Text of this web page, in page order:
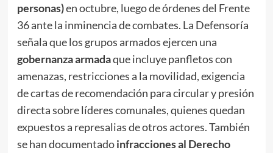
personas)en octubre, luego de órdenes del Frente
36 ante la inminencia de combates. La Defensoría
señala que los grupos armados ejercen una
gobernanza armadaque incluye panfletos con
amenazas, restricciones a la movilidad, exigencia
de cartas de recomendación para circular y presión
directa sobre líderes comunales, quienes quedan
expuestos a represalias de otros actores. También
se han documentadoinfracciones al Derecho